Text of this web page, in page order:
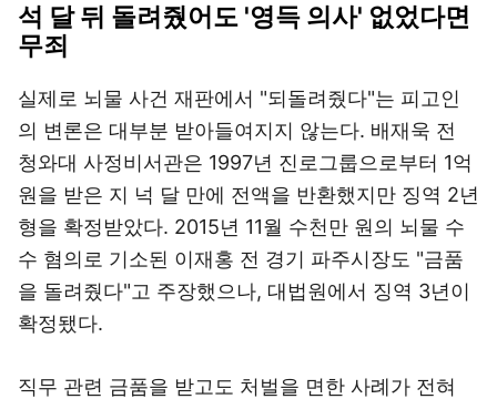
석 달 뒤 돌려줬어도 '영득 의사' 없었다면
무죄
실제로 뇌물 사건 재판에서 "되돌려줬다"는 피고인
의 변론은 대부분 받아들여지지 않는다. 배재욱 전
청와대 사정비서관은 1997년 진로그룹으로부터 1억
원을 받은 지 넉 달 만에 전액을 반환했지만 징역 2년
형을 확정받았다. 2015년 11월 수천만 원의 뇌물 수
수 혐의로 기소된 이재홍 전 경기 파주시장도 "금품
을 돌려줬다"고 주장했으나, 대법원에서 징역 3년이
확정됐다.
직무 관련 금품을 받고도 처벌을 면한 사례가 전혀